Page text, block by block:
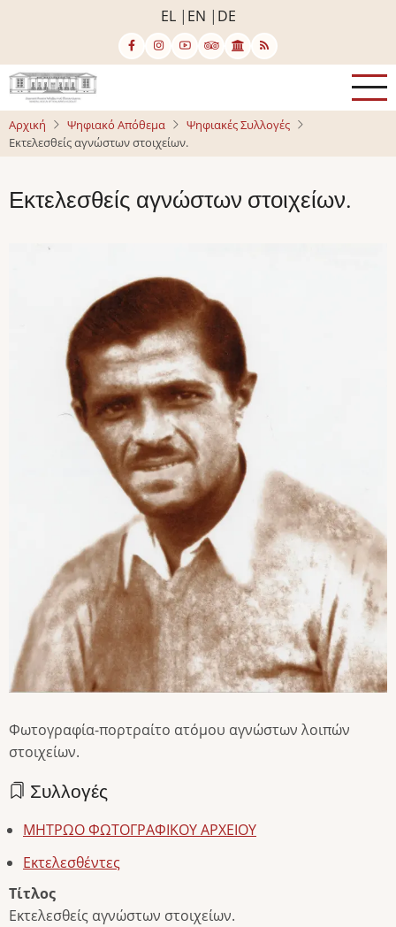
κυρίως
περιεχόμενο
EL EN DE
Αρχική Ψηφιακό Απόθεμα
Ψηφιακές Συλλογές
Εκτελεσθείς αγνώστων στοιχείων.
Εκτελεσθείς αγνώστων στοιχείων.
Image
Φωτογραφία-πορτραίτο ατόμου αγνώστων λοιπών
στοιχείων.
Συλλογές
ΜΗΤΡΩΟ ΦΩΤΟΓΡΑΦΙΚΟΥ ΑΡΧΕΙΟΥ
Εκτελεσθέντες
Τίτλος
Εκτελεσθείς αγνώστων στοιχείων.